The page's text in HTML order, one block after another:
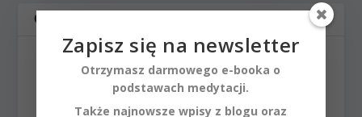
O AUTORZE
Zapisz się na newsletter
Otrzymasz darmowego e-booka o
podstawach medytacji.
Także najnowsze wpisy z blogu oraz